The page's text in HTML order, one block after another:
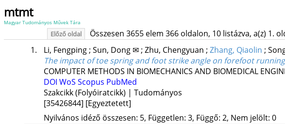
mtmt
Magyar Tudományos Művek Tára
Előző oldal Összesen 3655 elem 366 oldalon, 10 listázva, a(z) 1.
1. Li, Fengping; Sun, Dong ✉; Zhu, Chengyuan ; Zhang, Qiaolin ;
The impact of toe spring and foot strike angle on forefoot
COMPUTER METHODS IN BIOMECHANICS AND BIOMEDICAL
DOI WoS Scopus PubMed
Szakcikk (Folyóiratcikk) | Tudományos
[35426844] [Egyeztetett]
Nyilvános idéző összesen: 5, Független: 3, Függő: 2, Nem jelölt: 0